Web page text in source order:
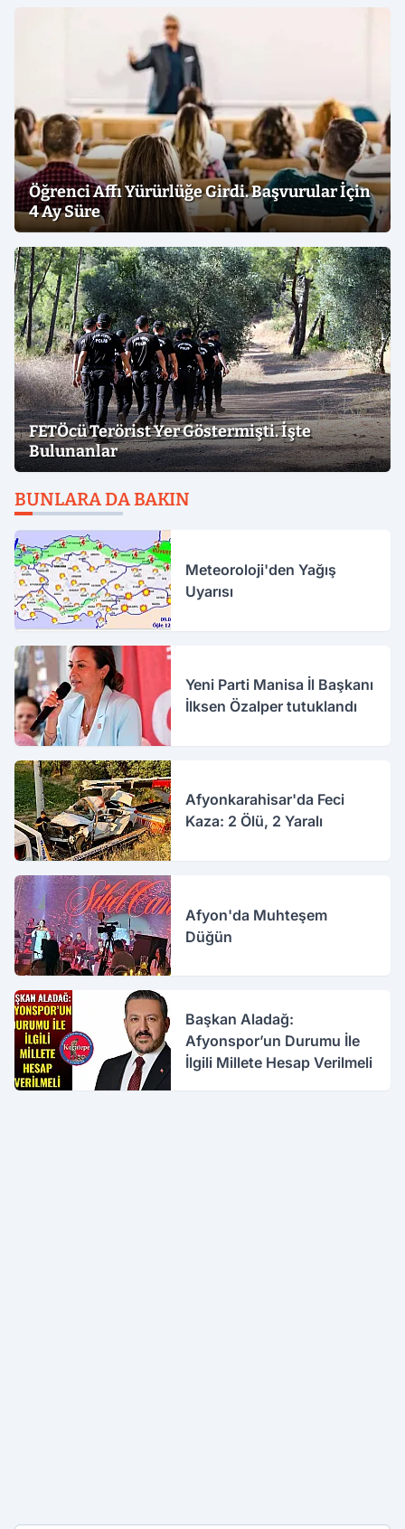
Öğrenci Affı Yürürlüğe Girdi. Başvurular İçin
4 Ay Süre
FETÖcü Terörist Yer Göstermişti. İşte
Bulunanlar
BUNLARA DA BAKIN
Meteoroloji'den Yağış
Uyarısı
Yeni Parti Manisa İl Başkanı
İlksen Özalper tutuklandı
Afyonkarahisar'da Feci
Kaza: 2 Ölü, 2 Yaralı
Afyon'da Muhteşem
Düğün
Başkan Aladağ:
Afyonspor’un Durumu İle
İlgili Millete Hesap Verilmeli